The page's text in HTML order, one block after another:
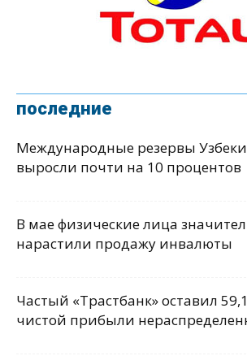
последние
Международные резервы
выросли почти на 10 процентов
В мае физические лица
нарастили продажу инвалюты
Частый «Трастбанк» оставил
чистой прибыли